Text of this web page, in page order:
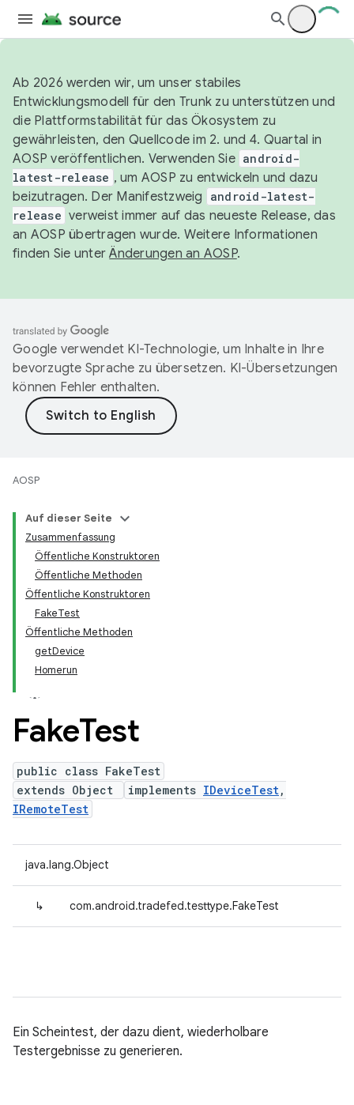
Ab 2026 werden wir, um unser stabiles
Entwicklungsmodell für den Trunk zu unterstützen und
die Plattformstabilität für das Ökosystem zu
gewährleisten, den Quellcode im 2. und 4. Quartal in
AOSP veröffentlichen. Verwenden Sie android-
latest-release , um AOSP zu entwickeln und dazu
beizutragen. Der Manifestzweig
android-latest-
release verweist immer auf das neueste Release, das
an AOSP übertragen wurde. Weitere Informationen
finden Sie unterÄnderungen an AOSP.
Google verwendet KI-Technologie, um Inhalte in Ihre
bevorzugte Sprache zu übersetzen. KI-Übersetzungen
können Fehler enthalten.
AOSP
Auf dieser Seite
Zusammenfassung
Öffentliche Konstruktoren
Öffentliche Methoden
Öffentliche Konstruktoren
FakeTest
Öffentliche Methoden
getDevice
Homerun
FakeTest
public class FakeTest
extends Object
implements IDeviceTest,
IRemoteTest
java.lang.Object
↳ com.android.tradefed.testtype.FakeTest
Ein Scheintest, der dazu dient, wiederholbare
Testergebnisse zu generieren.